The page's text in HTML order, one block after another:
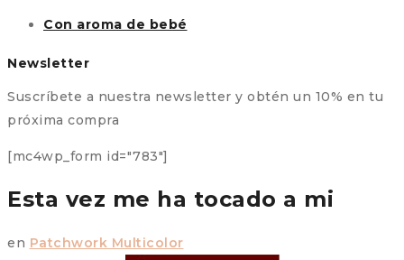
Con aroma de bebé
Newsletter
Suscríbete a nuestra newsletter y obtén un 10% en tu
próxima compra
[mc4wp_form id="783"]
Esta vez me ha tocado a mi
en Patchwork Multicolor